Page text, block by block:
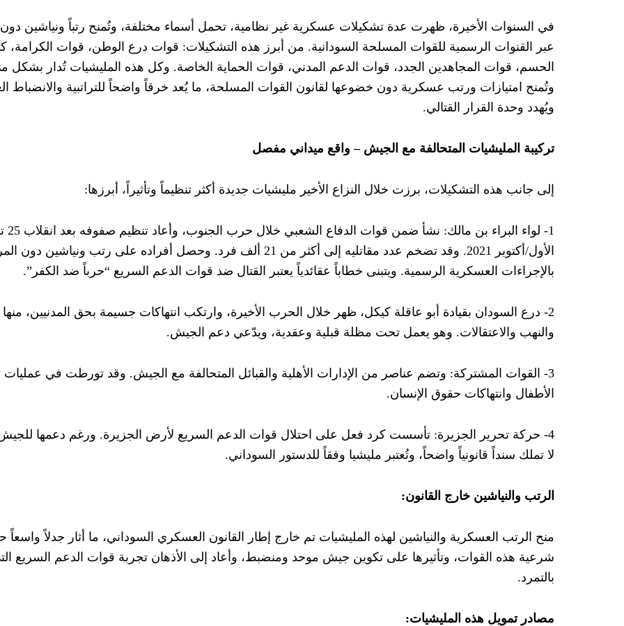
هتافات الصاعقة في العبور تعكس وعي الأمة المكبوت وتستصرخ المخلصين في الجيوش لاقتلاع العروش
طلاب مصر يدخلون البورصة!
جامعة سنجور بالإسكندرية مصنع لأتباع فرنسا
سيناء بين السيادة الشكلية والارتهان الاستراتيجي
لقاءات تهدر فيها أموال الأمة للتآمر عليها!
تدريبات الجيش المصري ترعب علوج كيان يهود
خصخصة الحكومة للشركات البترولية تصرّف فيما لا تملك وهو باطل شرعا
في السنوات الأخيرة، ظهرت عدة تشكيلات عسكرية غير نظامية، تحمل أسماء مختلفة، وتُمنح رتباً ونياشين دون
عبر القنوات الرسمية للقوات المسلحة السودانية. من أبرز هذه التشكيلات: قوات درع الوطن، قوات الكرامة،
الحسم، قوات المجاهدين الجدد، قوات الدعم المدني، قوات الحماية الخاصة. وكل هذه المليشيات تُدار بشكل
وتُمنح امتيازات ورتب عسكرية دون خضوعها لقانون القوات المسلحة، ما يُعد خرقاً واضحاً للتراتبية والانضباط
ويُهدد وحدة القرار القتالي.
تركيبة المليشيات المتحالفة مع الجيش – واقع ميداني مفصل
إلى جانب هذه التشكيلات، برزت خلال النزاع الأخير مليشيات جديدة أكثر تنظيماً وتأثيراً، أبرزها:
1- لواء البراء
الأول/أكتوبر 2021. وقد تضخم عدد مقاتليه إلى أكثر من 21 ألف فرد. وحصل أفراده على رتب ونياشين دون
بالإجراءات العسكرية الرسمية. ويتبنى خطاباً عقائدياً يعتبر القتال ضد قوات الدعم السريع “حرباً ضد الكفر”.
2- درع السودان بقيادة أبو عاقلة كيكل، ظهر خلال الحرب الأخيرة، وارتكب انتهاكات جسيمة بحق المدنيين،
والنهب والاعتقالات. وهو يعمل تحت مظلة قبلية وعقدية، ويدّعي دعم الجيش.
3- القوات المشتركة: وتضم عناصر من الإدارات الأهلية والقبائل المتحالفة مع الجيش. وقد تورطت في عمليات
الأطفال وانتهاكات حقوق الإنسان.
4- حركة تحرير الجزيرة: تأسست كرد فعل على احتلال قوات الدعم السريع لأرض الجزيرة. ورغم دعمها للجيش،
لا تملك سنداً قانونياً واضحاً، وتُعتبر مليشيا وفقاً للدستور السوداني.
الرتب والنياشين خارج القانون:
منح الرتب العسكرية والنياشين لهذه المليشيات تم خارج إطار القانون العسكري السوداني، ما أثار جدلاً واسعاً
شرعية هذه القوات، وتأثيرها على تكوين جيش موحد ومنضبط، وأعاد إلى الأذهان تجربة قوات الدعم السريع
بالتمرد.
مصادر تمويل هذه المليشيات: